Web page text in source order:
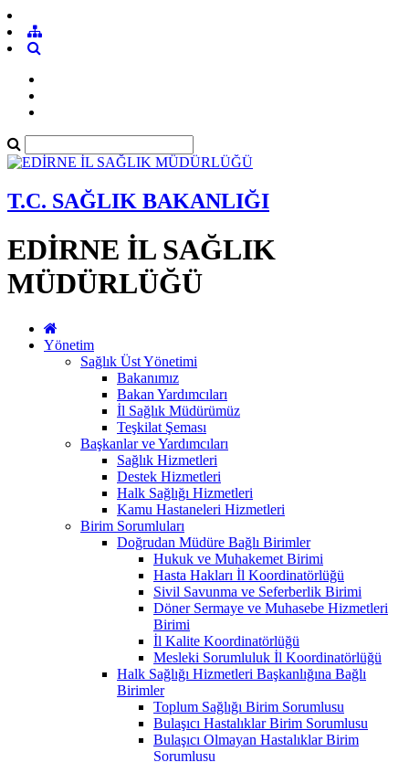
T.C. SAĞLIK BAKANLIĞI
EDİRNE İL SAĞLIK
MÜDÜRLÜĞÜ
Yönetim
Sağlık Üst Yönetimi
Bakanımız
Bakan Yardımcıları
İl Sağlık Müdürümüz
Teşkilat Şeması
Başkanlar ve Yardımcıları
Sağlık Hizmetleri
Destek Hizmetleri
Halk Sağlığı Hizmetleri
Kamu Hastaneleri Hizmetleri
Birim Sorumluları
Doğrudan Müdüre Bağlı Birimler
Hukuk ve Muhakemet Birimi
Hasta Hakları İl Koordinatörlüğü
Sivil Savunma ve Seferberlik Birimi
Döner Sermaye ve Muhasebe Hizmetleri
Birimi
İl Kalite Koordinatörlüğü
Mesleki Sorumluluk İl Koordinatörlüğü
Halk Sağlığı Hizmetleri Başkanlığına Bağlı
Birimler
Toplum Sağlığı Birim Sorumlusu
Bulaşıcı Hastalıklar Birim Sorumlusu
Bulaşıcı Olmayan Hastalıklar Birim
Sorumlusu